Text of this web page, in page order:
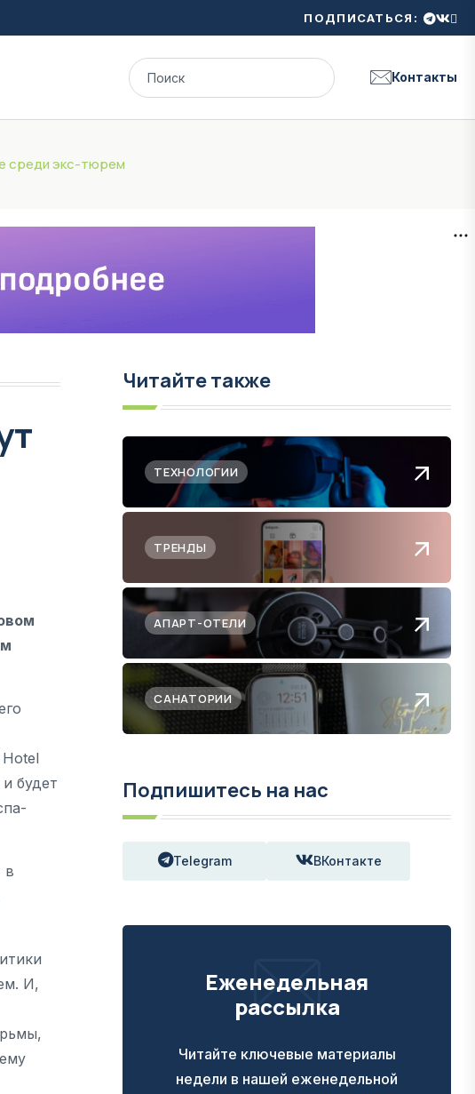
ПОДПИСАТЬСЯ:
Контакты
среди экс-тюрем
Hotel
будет
в
И,
Читайте также
ТЕХНОЛОГИИ
ТРЕНДЫ
АПАРТ-ОТЕЛИ
САНАТОРИИ
Подпишитесь на нас
Telegram ВКонтакте
Еженедельная
рассылка
Читайте ключевые материалы
недели в нашей еженедельной